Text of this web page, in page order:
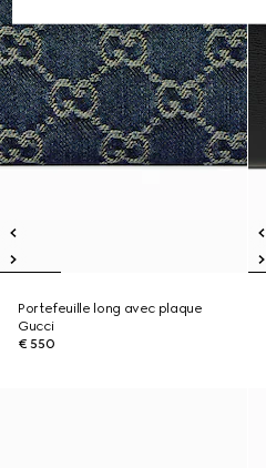
Portefeuille long avec plaque
Gucci
€ 550